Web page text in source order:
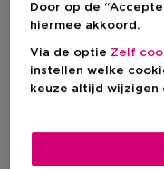
250 ML
250 ML
Kortingsprijs
€ 13,56
€ 15,95
Kortingsprijs
€ 13,56
Aanbevolen
Door op de
hiermee akkoord.
Via de optie Zelf
instellen welke
keuze altijd wijzigen